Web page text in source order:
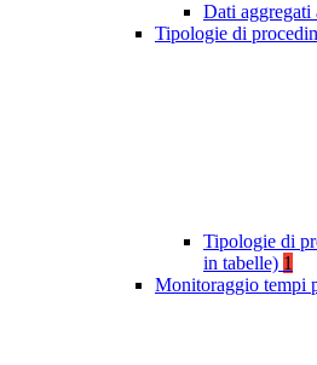
Dati aggregati
Tipologie di
Tipologie di
in tabelle) 1
Monitoraggio tempi